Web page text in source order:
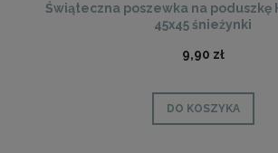
Świąteczna poszewka na poduszkę
45x45 śnieżynki
9,90 zł
DO KOSZYKA